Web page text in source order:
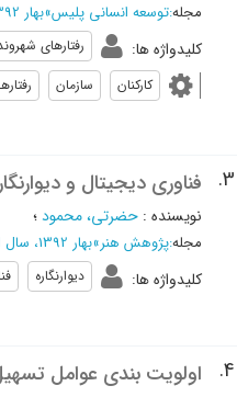
مجله:توسعه انسانی پلیس»بهار 1392 - شماره 44
کلیدواژه ها: رفتارهای
کارکنان
سازمان
3. فناوری دیجیتال و
نویسنده : حضرتی، محمود؛
مجله:پژوهش هنر»بهار 1392، سال اول- شماره 1
کلیدواژه ها: دیوارنگاره
4. اولویت بندی عوامل